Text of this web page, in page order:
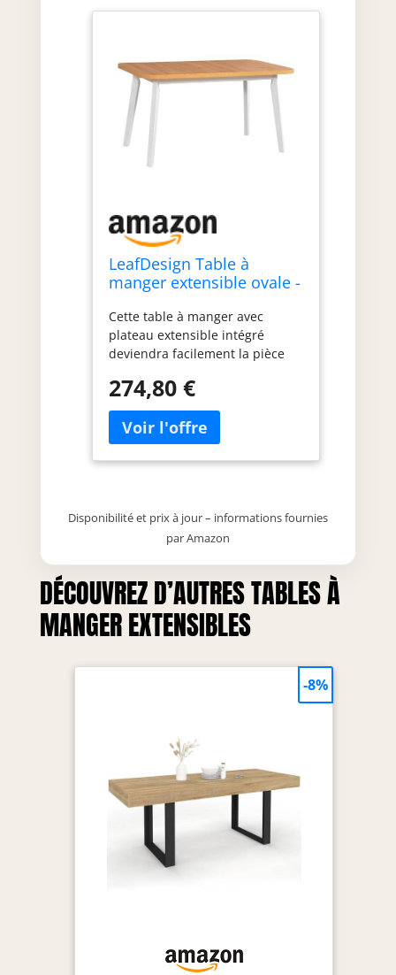
LeafDesign Table à
manger extensible ovale -
en bois blanc - Plateau de
table artisanal - Style
moderne - Pour 6 à 8
personnes - 80 x 140-180
cm
Cette table à manger avec
plateau extensible intégré
deviendra facilement la pièce
salle à manger, car elle
constitue une solution élégante
et pratique au quotidien. Pour
prolonger le plateau de la table,
il suffit de tirer la table sur le
extensible à partir du milieu, ce
qui est si facile et sans effort
274,80 €
Disponibilité et prix à jour – informations fournies
par Amazon
DÉCOUVREZ D’AUTRES TABLES À
MANGER EXTENSIBLES
-8%